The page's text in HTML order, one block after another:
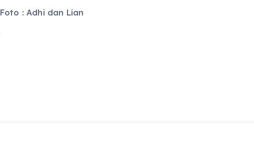
Foto : Adhi dan Lian